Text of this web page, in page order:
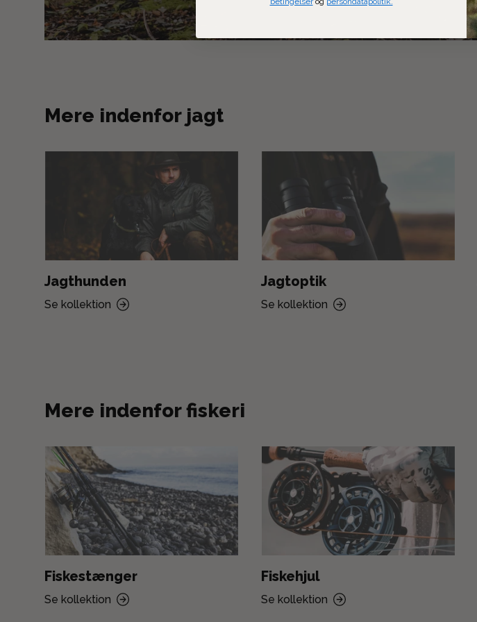
Mere indenfor jagt
Jagthunden
Se kollektion
Jagtoptik
Se kollektion
Mere indenfor fiskeri
Fiskestænger
Se kollektion
Fiskehjul
Se kollektion